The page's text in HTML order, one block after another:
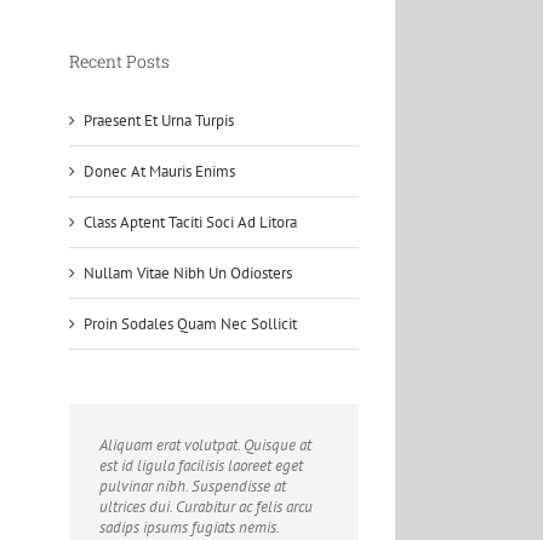
Recent Posts
Praesent Et Urna Turpis
Donec At Mauris Enims
Class Aptent Taciti Soci Ad Litora
Nullam Vitae Nibh Un Odiosters
Proin Sodales Quam Nec Sollicit
Aliquam erat volutpat. Quisque at
est id ligula facilisis laoreet eget
pulvinar nibh. Suspendisse at
ultrices dui. Curabitur ac felis arcu
sadips ipsums fugiats nemis.